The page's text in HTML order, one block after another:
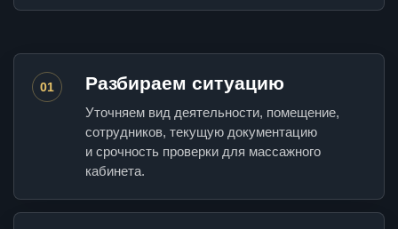
01 Разбираем ситуацию
Уточняем вид деятельности, помещение,
сотрудников, текущую документацию
и срочность проверки для массажного
кабинета.